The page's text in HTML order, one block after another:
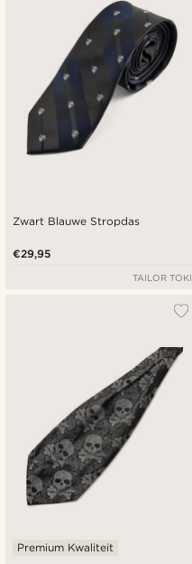
Zwart Blauwe Stropdas
€29,95
TAILOR TOKI
Premium Kwaliteit